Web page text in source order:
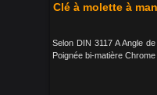
Clé à molette à
Selon DIN 3117 A Angle
Poignée bi-matière Chrome